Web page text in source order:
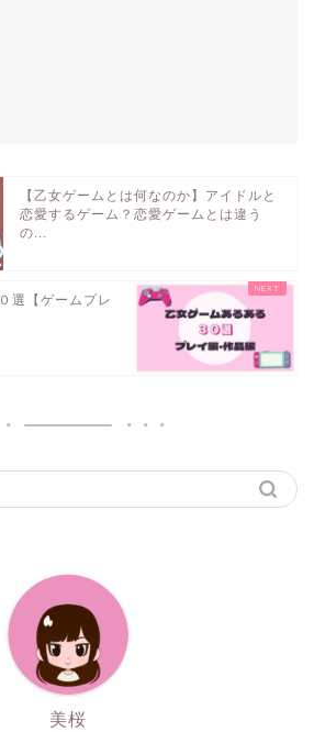
【乙女ゲームとは何なのか】アイドルと
恋愛するゲーム？恋愛ゲームとは違う
の...
選【ゲームプレ
美桜